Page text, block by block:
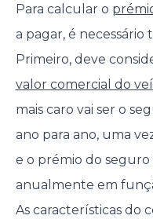
Para calcular o
a pagar, é necessário
Primeiro, deve
valor comercial do
mais caro vai ser o
ano para ano, uma
e o prémio do
anualmente em
As características do